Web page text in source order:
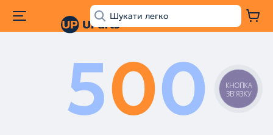
500
КНОПКА
ЗВ'ЯЗКУ